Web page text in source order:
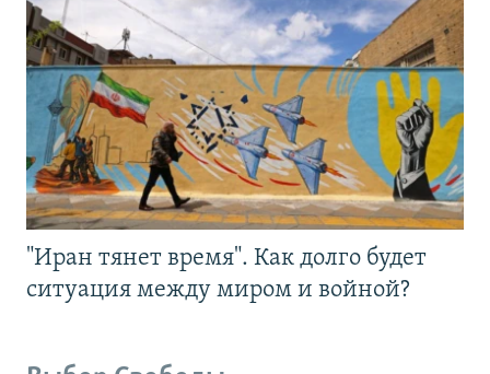
"Иран тянет время". Как долго будет
ситуация между миром и войной?